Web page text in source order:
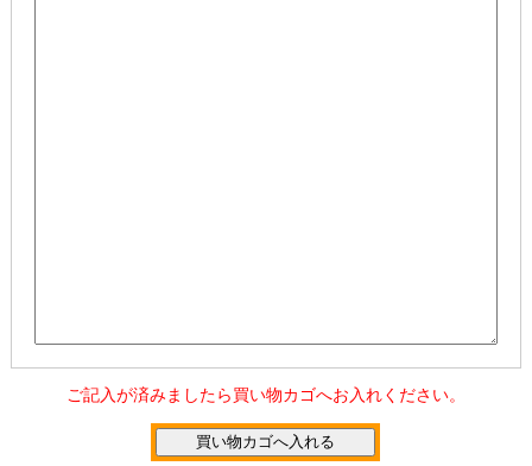
ご記入が済みましたら買い物カゴへお入れください。